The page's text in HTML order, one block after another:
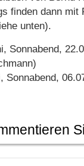
finden dann mit
unten).
Sonnabend,
Sonnabend,